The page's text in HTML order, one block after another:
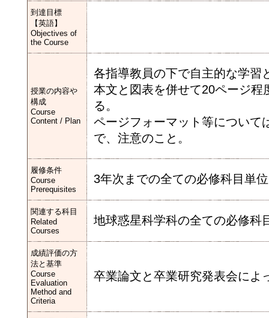
到達目標
【英語】
Objectives of
the Course
授業の内容や
構成
Course
Content / Plan
各指導教員の下で自主的な学習
本文と図表を併せて20ページ
る。
ページフォーマット等について
で、注意のこと。
履修条件
Course
Prerequisites
3年次までの全ての必修科目単
関連する科目
Related
Courses
地球惑星科学科の全ての必修科
成績評価の方
法と基準
Course
Evaluation
Method and
Criteria
卒業論文と卒業研究発表会によ